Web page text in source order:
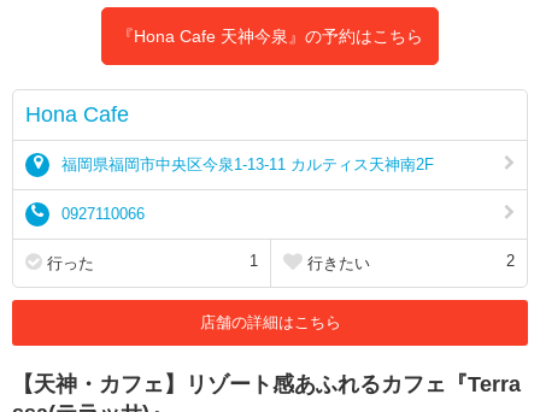
『Hona Cafe 天神今泉』の予約はこちら
Hona Cafe
福岡県福岡市中央区今泉1-13-11 カルティス天神南2F
0927110066
行った 1 行きたい 2
店舗の詳細はこちら
【天神・カフェ】リゾート感あふれるカフェ『Terra